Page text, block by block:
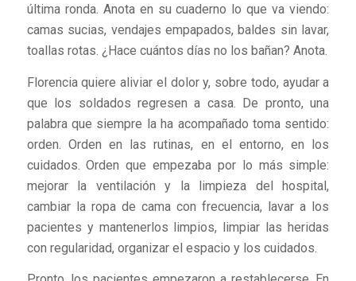
última ronda. Anota en su cuaderno lo que va viendo:
camas sucias, vendajes empapados, baldes sin lavar,
toallas rotas. ¿Hace cuántos días no los bañan? Anota.
Florencia quiere aliviar el dolor y, sobre todo, ayudar a
que los soldados regresen a casa. De pronto, una
palabra que siempre la ha acompañado toma sentido:
orden. Orden en las rutinas, en el entorno, en los
cuidados. Orden que empezaba por lo más simple:
mejorar la ventilación y la limpieza del hospital,
cambiar la ropa de cama con frecuencia, lavar a los
pacientes y mantenerlos limpios, limpiar las heridas
con regularidad, organizar el espacio y los cuidados.